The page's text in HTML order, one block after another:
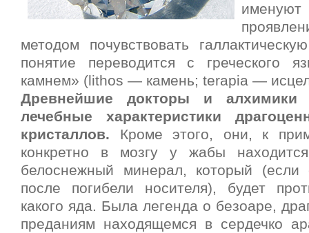
методом почувствовать
понятие переводится с греческого
камнем» (lithos — камень; terapia —
Древнейшие докторы и алхимики
лечебные характеристики
кристаллов. Кроме этого, они, к
конкретно в мозгу у жабы находится
белоснежный минерал, который (если
после погибели носителя), будет
какого яда. Была легенда о безоаре,
преданиям находящемся в сердечко